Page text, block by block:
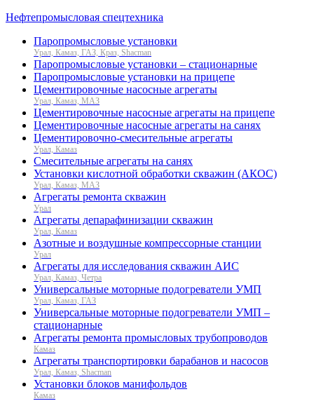
Нефтепромысловая спецтехника
Паропромысловые установки
Урал, Камаз, ГАЗ, Краз, Shacman
Паропромысловые установки – стационарные
Паропромысловые установки на прицепе
Цементировочные насосные агрегаты
Урал, Камаз, МАЗ
Цементировочные насосные агрегаты на прицепе
Цементировочные насосные агрегаты на санях
Цементировочно-смесительные агрегаты
Урал, Камаз
Смесительные агрегаты на санях
Установки кислотной обработки скважин (АКОС)
Урал, Камаз, МАЗ
Агрегаты ремонта скважин
Урал
Агрегаты депарафинизации скважин
Урал, Камаз
Азотные и воздушные компрессорные станции
Урал
Агрегаты для исследования скважин АИС
Урал, Камаз, Четра
Универсальные моторные подогреватели УМП
Урал, Камаз, ГАЗ
Универсальные моторные подогреватели УМП –
стационарные
Агрегаты ремонта промысловых трубопроводов
Камаз
Агрегаты транспортировки барабанов и насосов
Урал, Камаз, Shacman
Установки блоков манифольдов
Камаз